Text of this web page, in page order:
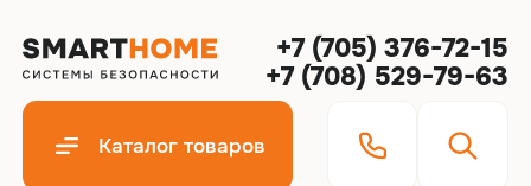
+7 (705) 376-72-15
+7 (708) 529-79-63
Каталог товаров